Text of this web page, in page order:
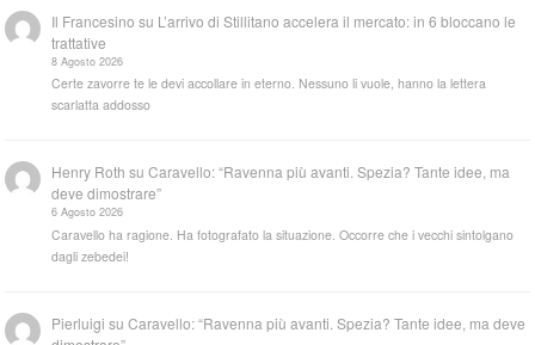
Il Francesino su L’arrivo di Stillitano accelera il mercato: in 6 bloccano le
trattative
8 Agosto 2026
Certe zavorre te le devi accollare in eterno. Nessuno li vuole, hanno la lettera
scarlatta addosso
Henry Roth suCaravello: “Ravenna più avanti. Spezia? Tante idee, ma
deve dimostrare”
6 Agosto 2026
Caravello ha ragione. Ha fotografato la situazione. Occorre che i vecchi sintolgano
dagli zebedei!
Pierluigi suCaravello: “Ravenna più avanti. Spezia? Tante idee, ma deve